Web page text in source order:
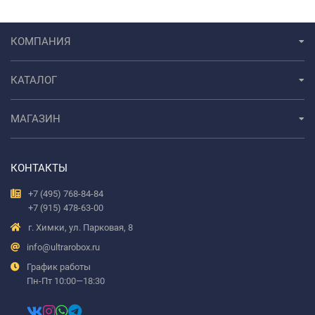
КОМПАНИЯ
КАТАЛОГ
МАГАЗИН
КОНТАКТЫ
+7 (495) 768-84-84
+7 (915) 478-63-00
г. Химки, ул. Парковая, 8
info@ultrarobox.ru
График работы
Пн-Пт 10:00—18:30